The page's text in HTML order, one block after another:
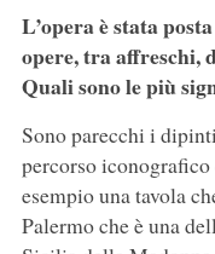
L’opera è stata
opere, tra affreschi,
Quali sono le più
Sono parecchi i
percorso
esempio una tavola
Palermo che è una